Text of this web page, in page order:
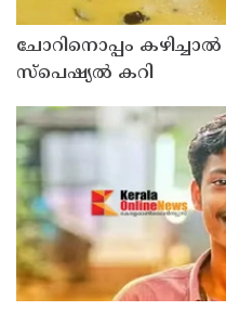
ചോറിനൊപ്പം
സ്പെഷ്യൽ കറി